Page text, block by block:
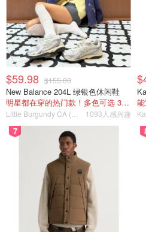
$59.98 $155.00
New Balance 204L 绿银色休闲鞋
明星都在穿的热门款！多色可选 3.8折
1093人感兴趣
7